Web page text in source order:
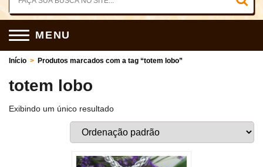
MENU
Início > Produtos marcados com a tag “totem lobo”
totem lobo
Exibindo um único resultado